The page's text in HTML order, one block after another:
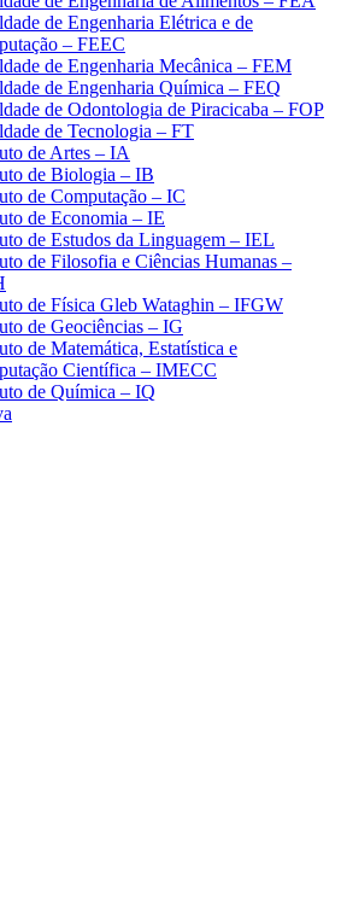
de Engenharia Elétrica e de
– FEEC
de Engenharia Mecânica – FEM
de Engenharia Química – FEQ
de Odontologia de Piracicaba – FOP
de Tecnologia – FT
de Artes – IA
de Biologia – IB
de Computação – IC
de Economia – IE
de Estudos da Linguagem – IEL
de Filosofia e Ciências Humanas –
de Física Gleb Wataghin – IFGW
de Geociências – IG
de Matemática, Estatística e
Científica – IMECC
de Química – IQ